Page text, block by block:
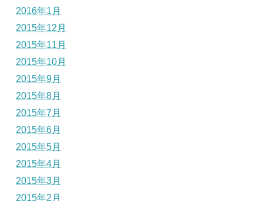
2016年1月
2015年12月
2015年11月
2015年10月
2015年9月
2015年8月
2015年7月
2015年6月
2015年5月
2015年4月
2015年3月
2015年2月